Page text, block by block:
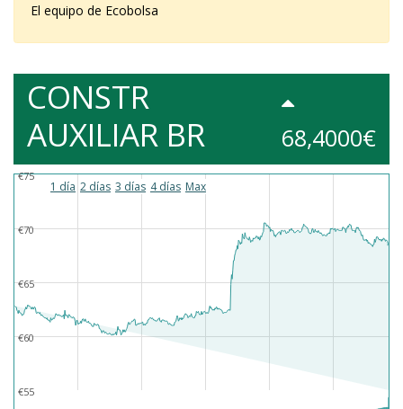
El equipo de Ecobolsa
CONSTR
AUXILIAR BR
68,4000€
1 día 2 días 3 días 4 días Max
€55
€60
€65
€70
€75